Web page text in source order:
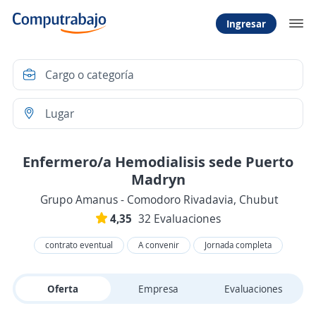
Ingresar
Enfermero/a Hemodialisis sede Puerto
Madryn
Grupo Amanus - Comodoro Rivadavia, Chubut
4,35 32 Evaluaciones
contrato eventual A convenir Jornada completa
Oferta Empresa Evaluaciones